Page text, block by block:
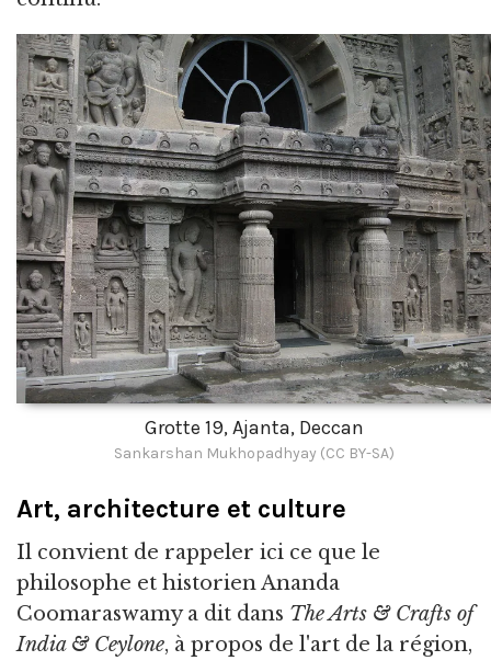
Grotte 19, Ajanta, Deccan
Sankarshan Mukhopadhyay (CC BY-SA)
Art, architecture et culture
Il convient de rappeler ici ce que le
philosophe et historien Ananda
Coomaraswamy a dit dans The Arts & Crafts of
India & Ceylone, à propos de l'art de la région,